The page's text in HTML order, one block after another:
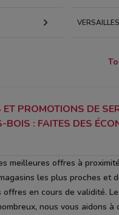
VERSAILLES
ET PROMOTIONS DE
BOIS : FAITES DES
meilleures offres à
les plus proches et
en cours de validité.
nous vous aidons à